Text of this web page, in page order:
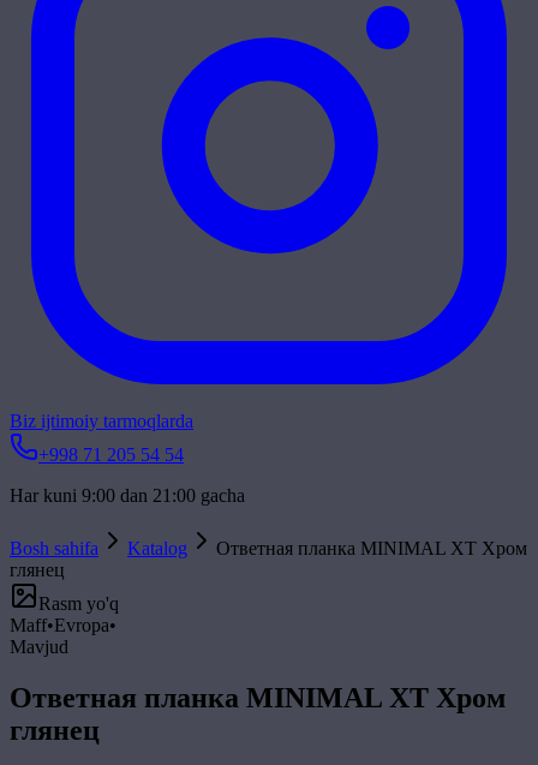
Biz ijtimoiy tarmoqlarda
+998 71 205 54 54
Har kuni 9:00 dan 21:00 gacha
Bosh sahifa Katalog
Ответная планка MINIMAL XT Хром
глянец
Rasm yo'q
Maff•Evropa•
Mavjud
Ответная планка MINIMAL XT Хром
глянец